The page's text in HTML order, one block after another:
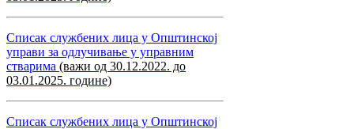
Списак службених лица у Општинској
управи за одлучивање у управним
стварима (важи од 30.12.2022. до
03.01.2025. године)
Списак службених лица у Општинској